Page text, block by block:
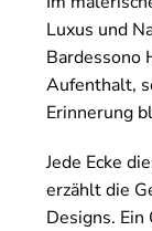
Luxus und
Bardessono
Aufenthalt,
Erinnerung
Jede Ecke
erzählt die
Designs.